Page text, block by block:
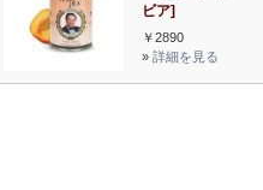
ビア]
￥2890
» 詳細を見る